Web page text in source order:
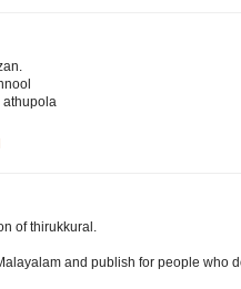
athupola
of thirukkural.
and publish for people who